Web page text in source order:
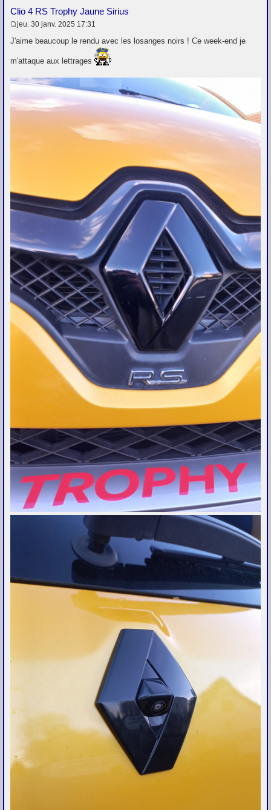
Clio 4 RS Trophy Jaune Sirius
M
e
s
a
e
jeu. 30 janv. 2025 17:31
J'aime beaucoup le rendu avec les losanges noirs ! Ce week-end je
m'attaque aux lettrages